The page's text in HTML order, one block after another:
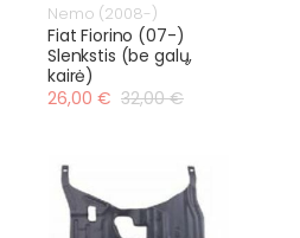
Nemo (2008-)
Fiat Fiorino (07-)
Slenkstis (be galų,
kairė)
26,00 € 32,00 €